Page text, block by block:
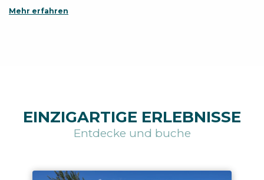
Mehr erfahren
EINZIGARTIGE ERLEBNISSE
Entdecke und buche